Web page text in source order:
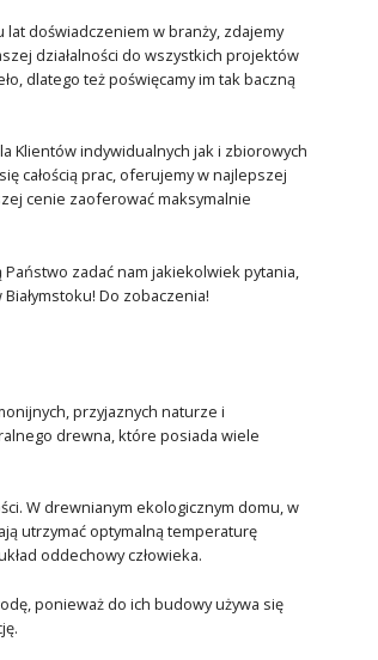
doświadczeniem w branży, zdajemy
działalności do wszystkich projektów
dlatego też poświęcamy im tak baczną
Klientów indywidualnych jak i zbiorowych
całością prac, oferujemy w najlepszej
cenie zaoferować maksymalnie
Państwo zadać nam jakiekolwiek pytania,
Do zobaczenia!
przyjaznych naturze i
drewna, które posiada wiele
W drewnianym ekologicznym domu, w
utrzymać optymalną temperaturę
oddechowy człowieka.
ponieważ do ich budowy używa się